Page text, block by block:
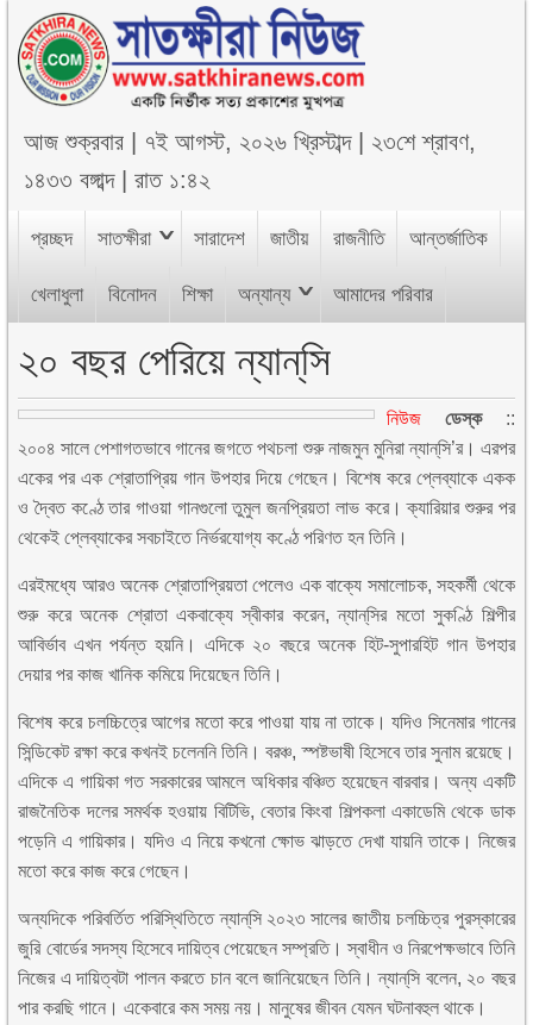
আজশুক্রবার ৭ই আগস্ট, ২০২৬ খ্রিস্টাব্দ| ২৩শে শ্রাবণ,
১৪৩৩ বঙ্গাব্দ|রাত ১:৪২
প্রচ্ছদ সাতক্ষীরা সারাদেশ জাতীয় রাজনীতি আন্তর্জাতিক
খেলাধুলা বিনোদন শিক্ষা অন্যান্য আমাদের পরিবার
২০ বছর পেরিয়ে ন্যান্‌সি
নিউজ ডেস্ক ::
২০০৪ সালে পেশাগতভাবে গানের জগতে পথচলা শুরু নাজমুন মুনিরা ন্যান্‌সি’র। এরপর
একের পর এক শ্রোতাপ্রিয় গান উপহার দিয়ে গেছেন। বিশেষ করে প্লেব্যাকে একক
ও দ্বৈত কণ্ঠে তার গাওয়া গানগুলো তুমুল জনপ্রিয়তা লাভ করে। ক্যারিয়ার শুরুর পর
থেকেই প্লেব্যাকের সবচাইতে নির্ভরযোগ্য কণ্ঠে পরিণত হন তিনি।
এরইমধ্যে আরও অনেক শ্রোতাপ্রিয়তা পেলেও এক বাক্যে সমালোচক, সহকর্মী থেকে
শুরু করে অনেক শ্রোতা একবাক্যে স্বীকার করেন, ন্যান্‌সির মতো সুকণ্ঠি শিল্পীর
আবির্ভাব এখন পর্যন্ত হয়নি। এদিকে ২০ বছরে অনেক হিট-সুপারহিট গান উপহার
দেয়ার পর কাজ খানিক কমিয়ে দিয়েছেন তিনি।
বিশেষ করে চলচ্চিত্রে আগের মতো করে পাওয়া যায় না তাকে। যদিও সিনেমার গানের
সিন্ডিকেট রক্ষা করে কখনই চলেননি তিনি। বরঞ্চ, স্পষ্টভাষী হিসেবে তার সুনাম রয়েছে।
এদিকে এ গায়িকা গত সরকারের আমলে অধিকার বঞ্চিত হয়েছেন বারবার। অন্য একটি
রাজনৈতিক দলের সমর্থক হওয়ায় বিটিভি, বেতার কিংবা শিল্পকলা একাডেমি থেকে ডাক
পড়েনি এ গায়িকার। যদিও এ নিয়ে কখনো ক্ষোভ ঝাড়তে দেখা যায়নি তাকে। নিজের
মতো করে কাজ করে গেছেন।
অন্যদিকে পরিবর্তিত পরিস্থিতিতে ন্যান্‌সি ২০২৩ সালের জাতীয় চলচ্চিত্র পুরস্কারের
জুরি বোর্ডের সদস্য হিসেবে দায়িত্ব পেয়েছেন সম্প্রতি। স্বাধীন ও নিরপেক্ষভাবে তিনি
নিজের এ দায়িত্বটা পালন করতে চান বলে জানিয়েছেন তিনি। ন্যান্‌সি বলেন, ২০ বছর
পার করছি গানে। একেবারে কম সময় নয়। মানুষের জীবন যেমন ঘটনাবহুল থাকে।